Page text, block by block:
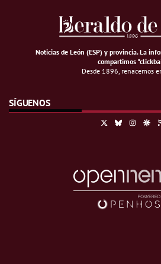
Noticias de León (ESP) y provincia. La
compartimos
Desde 1896, renacemos
SÍGUENOS
Bluesky